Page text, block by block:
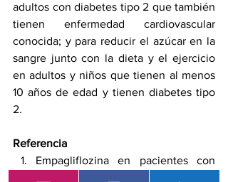
adultos con diabetes tipo 2 que también
tienen enfermedad cardiovascular
conocida; y para reducir el azúcar en la
sangre junto con la dieta y el ejercicio
en adultos y niños que tienen al menos
10 años de edad y tienen diabetes tipo
2.
Referencia
Empagliflozina en pacientes con